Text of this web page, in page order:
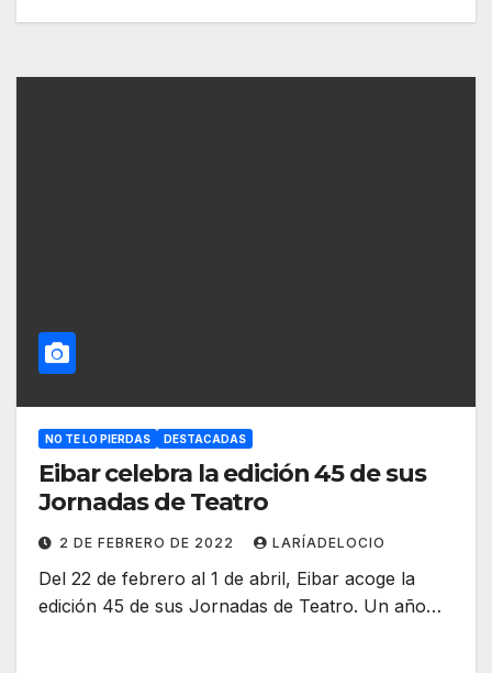
NO TE LO PIERDAS DESTACADAS
Eibar celebra la edición 45 de sus
Jornadas de Teatro
2 DE FEBRERO DE 2022 LARÍADELOCIO
Del 22 de febrero al 1 de abril, Eibar acoge la
edición 45 de sus Jornadas de Teatro. Un año…